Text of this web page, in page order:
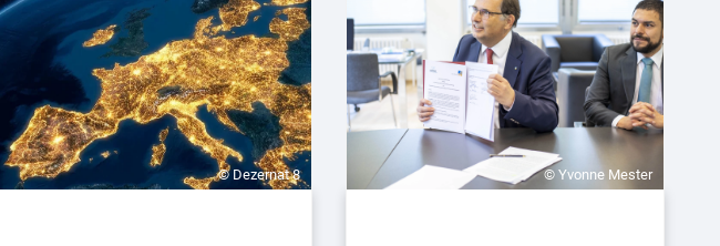
© Dezernat 8 © Yvonne Mester